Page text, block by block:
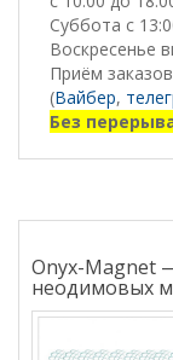
Суббота с
Воскресенье
Приём
(Вайбер,
Без
Onyx-Magnet
неодимовых